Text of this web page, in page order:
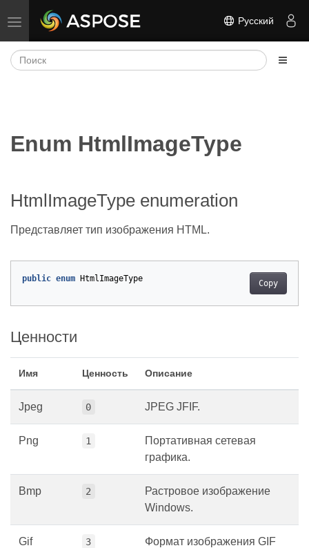
Переключить навигацию Русский
Enum HtmlImageType
HtmlImageType enumeration
Представляет тип изображения HTML.
Copy
public enum HtmlImageType
Ценности
Имя Ценность Описание
Jpeg 0 JPEG JFIF.
Png 1
Портативная сетевая
графика.
Bmp 2
Растровое изображение
Windows.
Gif 3 Формат изображения GIF